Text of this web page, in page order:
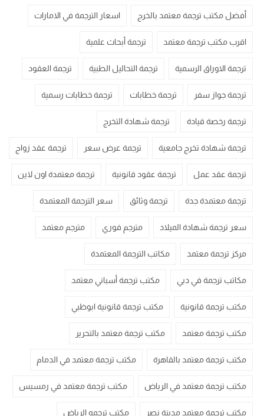
أفضل مكتب ترجمة معتمد بالخرج اسعار الترجمة في الامارات
اقرب مكتب ترجمة معتمد ترجمة أبحاث علمية
ترجمة الاوراق الرسمية ترجمة التحاليل الطبية ترجمة العقود
ترجمة جواز سفر ترجمة خطابات ترجمة خطابات رسمية
ترجمة رخصة قيادة ترجمة شهادة التخرج
ترجمة شهادة تخرج جامعية ترجمة عرض سعر ترجمة عقد زواج
ترجمة عقد عمل ترجمة عقود قانونية ترجمة معتمدة اون لاين
ترجمة معتمدة جدة ترجمة وثائق سعر الترجمة المعتمدة
سعر ترجمة شهادة الميلاد مترجم فوري مترجم معتمد
مركز ترجمة معتمد مكاتب الترجمة المعتمدة
مكاتب ترجمة في دبي مكتب ترجمة أسباني معتمد
مكتب ترجمة قانونية مكتب ترجمة قانونية ابوظبي
مكتب ترجمة معتمد مكتب ترجمة معتمد بالتحرير
مكتب ترجمة معتمد بالقاهرة مكتب ترجمة معتمد في الدمام
مكتب ترجمة معتمد في الرياض مكتب ترجمة معتمد في رمسيس
مكتب ترجمة معتمد مدينة نصر مكتب ترجمه الرياض